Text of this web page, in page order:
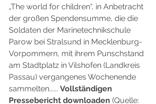
„The world for children“, in Anbetracht
der großen Spendensumme, die die
Soldaten der Marinetechnikschule
Parow bei Stralsund in Mecklenburg-
Vorpommern, mit ihrem Punschstand
am Stadtplatz in Vilshofen (Landkreis
Passau) vergangenes Wochenende
sammelten...... Vollständigen
Pressebericht downloaden (Quelle: